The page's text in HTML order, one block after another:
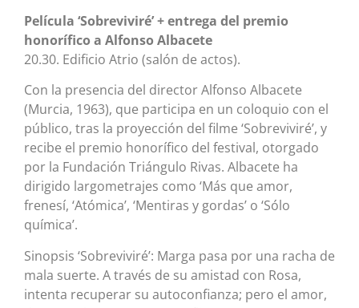
Película ‘Sobreviviré’ + entrega del premio
honorífico a Alfonso Albacete
20.30. Edificio Atrio (salón de actos).
Con la presencia del director Alfonso Albacete
(Murcia, 1963), que participa en un coloquio con el
público, tras la proyección del filme ‘Sobreviviré’, y
recibe el premio honorífico del festival, otorgado
por la Fundación Triángulo Rivas. Albacete ha
dirigido largometrajes como ‘Más que amor,
frenesí, ‘Atómica’, ‘Mentiras y gordas’ o ‘Sólo
química’.
Sinopsis ‘Sobreviviré’: Marga pasa por una racha de
mala suerte. A través de su amistad con Rosa,
intenta recuperar su autoconfianza; pero el amor,